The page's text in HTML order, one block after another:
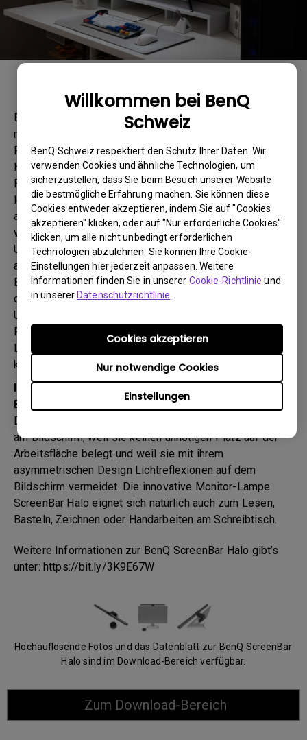
Willkommen bei BenQ
Schweiz
BenQ Schweiz respektiert den Schutz Ihrer Daten. Wir
verwenden Cookies und ähnliche Technologien, um
sicherzustellen, dass Sie beim Besuch unserer Website
die bestmögliche Erfahrung machen. Sie können diese
Cookies entweder akzeptieren, indem Sie auf "Cookies
akzeptieren" klicken, oder auf "Nur erforderliche Cookies"
klicken, um alle nicht unbedingt erforderlichen
Technologien abzulehnen. Sie können Ihre Cookie-
Einstellungen hier jederzeit anpassen. Weitere
Informationen finden Sie in unserer Cookie-Richtlinie und
in unserer Datenschutzrichtlinie
Einstellungen
Nur notwendige Cookies
Cookies akzeptieren
Eine optimale Ausleuchtung des Arbeitsplatzes
minimiert die Ermüdung der Augen und hilft die
Produktivität des Nutzers zu steigern. Die ScreenBar
Halo kann wahlweise nur mit der vorderen Lampe, dem
Frontlight, oder der hinteren Lampe, dem Backlight,
leuchten. Der Einsatz beider Lichtzonen sorgt für ein
angenehmes, ausgewogenes indirektes Licht für
verschiedene Stimmungen. Der integrierte
Umgebungslicht-Sensor passt die Leuchtintensität
automatisch an die Umgebungslichtverhältnisse an.
Besonders praktisch ist der mitgelieferte stufenlos
drehbare One-Touch Wireless Controller, mit dem der
User insgesamt über 100 verschiedene Helligkeits- und
Farbtemperaturstufen einstellen kann, um individuelle
Lichtszenarien ganz nach den persönlichen Vorlieben zu
kreieren.
Ideales Lichtszenario – nicht nur für die Arbeit am
Bildschirm
Die ScreenBar Halo ist eine Bereicherung für die Arbeit
am Bildschirm, weil sie keinen unnötigen Platz auf der
Arbeitsfläche belegt und weil sie mit ihrem
asymmetrischen Design Lichtreflexionen auf dem
Bildschirm vermeidet. Die innovative Monitor-Lampe
ScreenBar Halo eignet sich natürlich auch zum Lesen,
Basteln, Zeichnen oder Handarbeiten am Schreibtisch.
Weitere Informationen zur BenQ ScreenBar Halo gibt’s
unter: https://bit.ly/3K9E67W
Hochauflösende Fotos und das Datenblatt zur BenQ ScreenBar
Halo sind im Download-Bereich verfügbar.
Zum Download-Bereich